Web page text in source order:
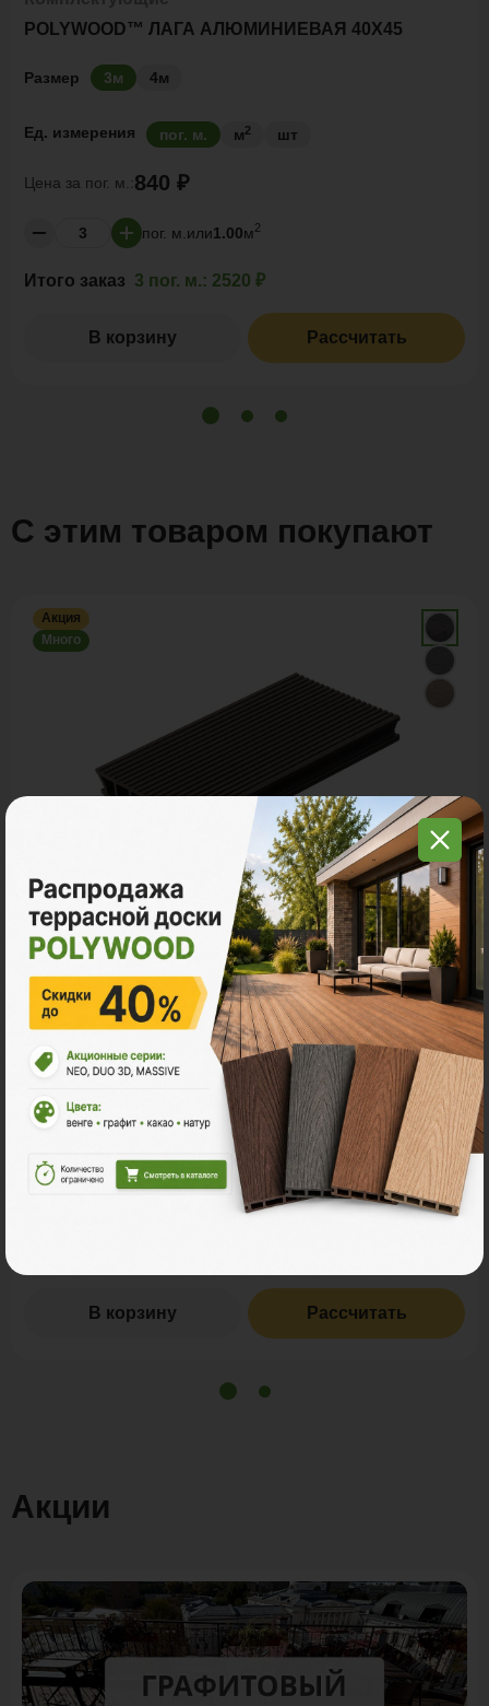
POLYWOOD™ ЛАГА АЛЮМИНИЕВАЯ 40Х45
Размер 3м 4м
Ед. измерения пог. м. м2 шт
Цена за пог. м.:840 ₽
пог. м. или1.00м2
Итого заказ 3 пог. м.: 2520 ₽
В корзину Рассчитать
С этим товаром покупают
Акция
Много
Террасная доска ДПК
POLYWOOD™ NEO
Ударная стойкость: Умеренная
Размер 3м 4м 6м
Ед. измерения м шт
Цена за пог. м.:315 ₽
0.47м2
В корзину Рассчитать
Акции